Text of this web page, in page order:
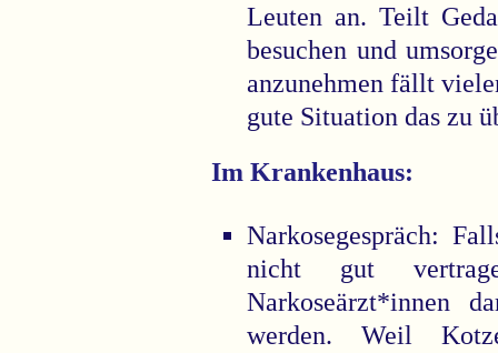
Leuten an. Teilt
besuchen und
anzunehmen fällt
gute Situation das zu
Im Krankenhaus:
Narkosegespräch:
nicht gut
Narkoseärzt*innen
werden. Weil